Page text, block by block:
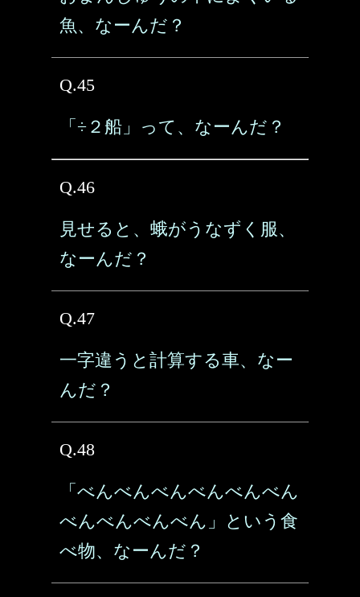
魚、なーんだ？
Q.45
「÷２船」って、なーんだ？
Q.46
見せると、蛾がうなずく服、
なーんだ？
Q.47
一字違うと計算する車、なー
んだ？
Q.48
「べんべんべんべんべんべん
べんべんべんべん」という食
べ物、なーんだ？